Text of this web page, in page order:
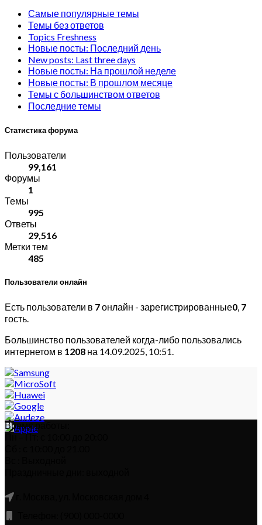
Самые популярные темы
Темы без ответов
Topics Freshness
Новые посты: Последний день
New posts: Last three days
Новые посты: На прошлой неделе
Новые посты: В прошлом месяце
Темы с большинством ответов
Последние темы
Статистика форума
Пользователи
99,161
Форумы
1
Темы
995
Ответы
29,516
Метки тем
485
Пользователи онлайн
Есть пользователи в 7онлайн - зарегистрированные0, 7
гость.
Большинство пользователей когда-либо пользовались
интернетом в 1208 на 14.09.2025, 10:51.
Время работы:
Пн – Пт: с 10:00 до 20:00